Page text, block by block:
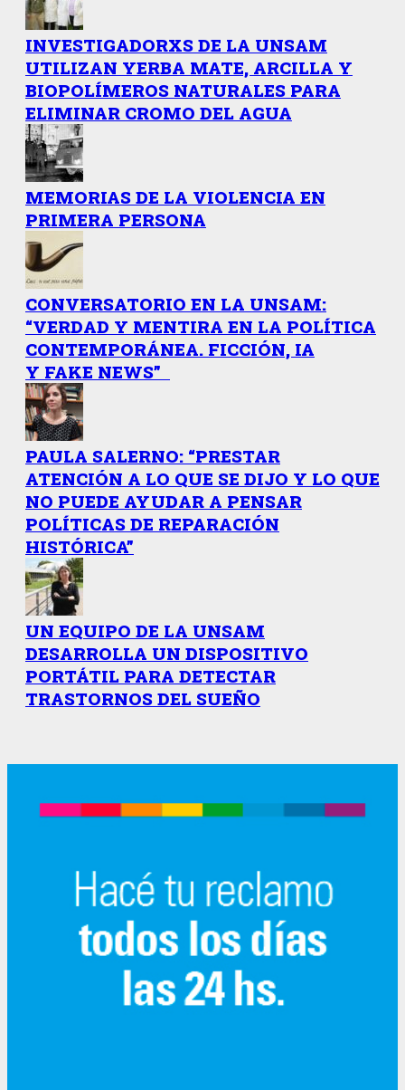
INVESTIGADORXS DE LA UNSAM
UTILIZAN YERBA MATE, ARCILLA Y
BIOPOLÍMEROS NATURALES PARA
ELIMINAR CROMO DEL AGUA
MEMORIAS DE LA VIOLENCIA EN
PRIMERA PERSONA
CONVERSATORIO EN LA UNSAM:
“VERDAD Y MENTIRA EN LA POLÍTICA
CONTEMPORÁNEA. FICCIÓN, IA
Y FAKE NEWS”
PAULA SALERNO: “PRESTAR
ATENCIÓN A LO QUE SE DIJO Y LO QUE
NO PUEDE AYUDAR A PENSAR
POLÍTICAS DE REPARACIÓN
HISTÓRICA”
UN EQUIPO DE LA UNSAM
DESARROLLA UN DISPOSITIVO
PORTÁTIL PARA DETECTAR
TRASTORNOS DEL SUEÑO